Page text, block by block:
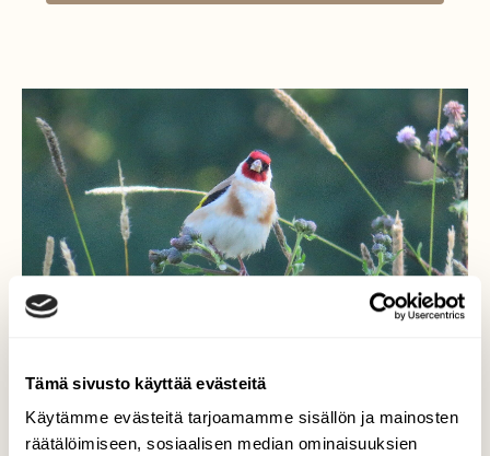
Tämä sivusto käyttää evästeitä
Käytämme evästeitä tarjoamamme sisällön ja mainosten
räätälöimiseen, sosiaalisen median ominaisuuksien
Tikli niityllä